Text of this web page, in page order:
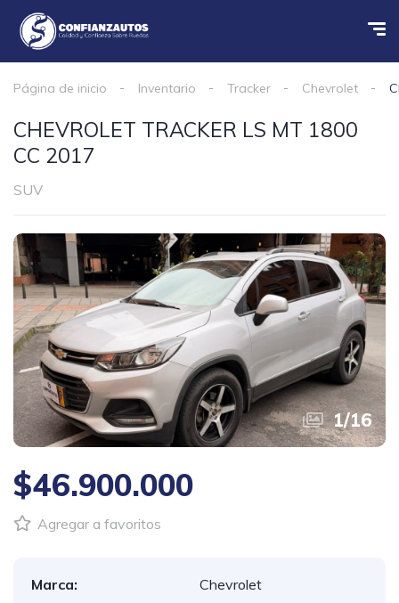
Página de inicio Inventario Tracker Chevrolet
CHEVROLET TRACKER LS MT 1800
CC 2017
SUV
1/16
$46.900.000
Agregar a favoritos
Marca:
Chevrolet